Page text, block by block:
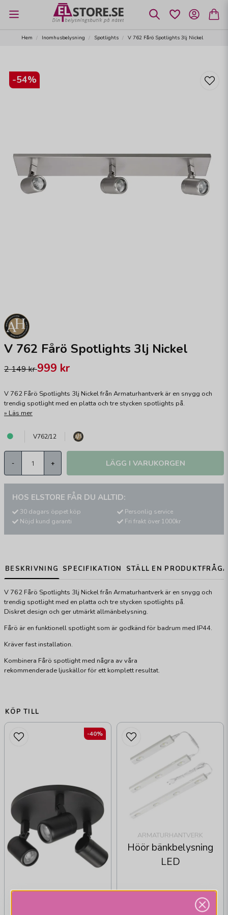
Hem Inomhusbelysning Spotlights V 762 Fårö Spotlights 3lj Nickel
-54%
V 762 Fårö Spotlights 3lj Nickel
2 149 kr999 kr
V 762 Fårö Spotlights 3lj Nickel från Armaturhantverk är en snygg och
trendig spotlight med en platta och tre stycken spotlights på.
Läs mer
V762/12
- + LÄGG I VARUKORGEN
HOS ELSTORE FÅR DU ALLTID:
30 dagars öppet köp
Nöjd kund garanti
Personlig service
Fri frakt över 1000kr
BESKRIVNING SPECIFIKATION STÄLL EN
V 762 Fårö Spotlights 3lj Nickel från Armaturhantverk är en snygg och
trendig spotlight med en platta och tre stycken spotlights på.
Diskret design och ger utmärkt allmänbelysning.
Fårö är en funktionell spotlight som är godkänd för badrum med IP44.
Kräver fast installation.
Kombinera Fårö spotlight med några av våra
rekommenderade ljuskällor för ett komplett resultat.
KÖP TILL
-40%
ARMATURHANTVERK
Höör bänkbelysning
LED